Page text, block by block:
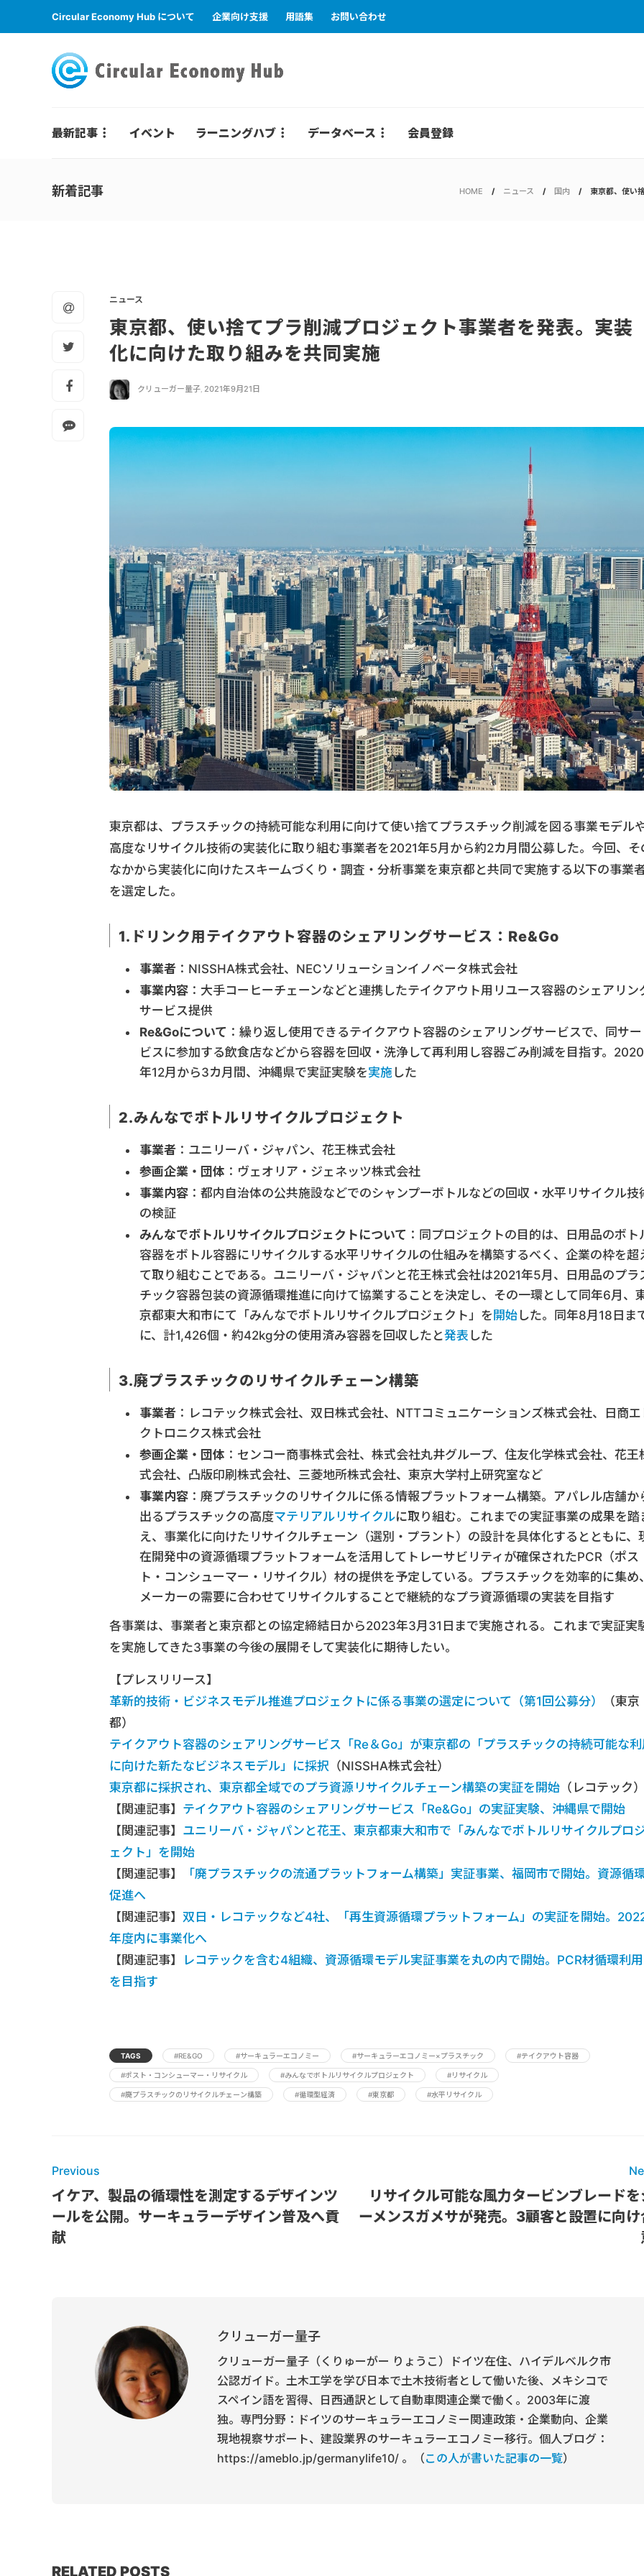
Circular Economy Hub について 企業向け支援 用語集 お問い合わせ
最新記事 イベント ラーニングハブ データベース 会員登録
新着記事 HOME ニュース 国内 東京都、使い
ニュース
東京都、使い捨てプラ削減プロジェクト事業者を発表。実装
化に向けた取り組みを共同実施
クリューガー量子, 2021年9月21日
東京都は、プラスチックの持続可能な利用に向けて使い捨てプラスチック削減を図る事業モデル
高度なリサイクル技術の実装化に取り組む事業者を2021年5月から約2カ月間公募した。今回、そ
なかから実装化に向けたスキームづくり・調査・分析事業を東京都と共同で実施する以下の事業
を選定した。
1.ドリンク用テイクアウト容器のシェアリングサービス：Re&Go
事業者 ：NISSHA株式会社、NECソリューションイノベータ株式会社
事業内容 ：大手コーヒーチェーンなどと連携したテイクアウト用リユース容器のシェアリン
サービス提供
Re&Goについて ：繰り返し使用できるテイクアウト容器のシェアリングサービスで、同サー
ビスに参加する飲食店などから容器を回収・洗浄して再利用し容器ごみ削減を目指す。2020
年12月から3カ月間、沖縄県で実証実験を実施 した
2.みんなでボトルリサイクルプロジェクト
事業者 ：ユニリーバ・ジャパン、花王株式会社
参画企業・団体 ：ヴェオリア・ジェネッツ株式会社
事業内容 ：都内自治体の公共施設などでのシャンプーボトルなどの回収・水平リサイクル技
の検証
みんなでボトルリサイクルプロジェクトについて ：同プロジェクトの目的は、日用品のボト
容器をボトル容器にリサイクルする水平リサイクルの仕組みを構築するべく、企業の枠を超
て取り組むことである。ユニリーバ・ジャパンと花王株式会社は2021年5月、日用品のプラ
チック容器包装の資源循環推進に向けて協業することを決定し、その一環として同年6月、
京都東大和市にて「みんなでボトルリサイクルプロジェクト」を 開始 した。同年8月18日ま
に、計1,426個・約42kg分の使用済み容器を回収したと発表 した
3.廃プラスチックのリサイクルチェーン構築
事業者 ：レコテック株式会社、双日株式会社、NTTコミュニケーションズ株式会社、日商エ
クトロニクス株式会社
参画企業・団体 ：センコー商事株式会社、株式会社丸井グループ、住友化学株式会社、花王
式会社、凸版印刷株式会社、三菱地所株式会社、東京大学村上研究室など
事業内容 ：廃プラスチックのリサイクルに係る情報プラットフォーム構築。アパレル店舗か
出るプラスチックの高度マテリアルリサイクルに取り組む。これまでの実証事業の成果を踏
え、事業化に向けたリサイクルチェーン（選別・プラント）の設計を具体化するとともに、
在開発中の資源循環プラットフォームを活用してトレーサビリティが確保されたPCR（ポス
ト・コンシューマー・リサイクル）材の提供を予定している。プラスチックを効率的に集め、
メーカーの需要に合わせてリサイクルすることで継続的なプラ資源循環の実装を目指す
各事業は、事業者と東京都との協定締結日から2023年3月31日まで実施される。これまで実証実
を実施してきた3事業の今後の展開そして実装化に期待したい。
【プレスリリース】
革新的技術・ビジネスモデル推進プロジェクトに係る事業の選定について（第1回公募分）
（東京
都）
テイクアウト容器のシェアリングサービス「Re＆Go」が東京都の「プラスチックの持続可能な利
に向けた新たなビジネスモデル」に採択 （NISSHA株式会社）
東京都に採択され、東京都全域でのプラ資源リサイクルチェーン構築の実証を開始 （レコテック）
【関連記事】 テイクアウト容器のシェアリングサービス「Re&Go」の実証実験、沖縄県で開始
【関連記事】 ユニリーバ・ジャパンと花王、東京都東大和市で「みんなでボトルリサイクルプロ
ェクト」を開始
【関連記事】
「廃プラスチックの流通プラットフォーム構築」実証事業、福岡市で開始。資源循
促進へ
【関連記事】 双日・レコテックなど4社、「再生資源循環プラットフォーム」の実証を開始。
年度内に事業化へ
【関連記事】
レコテックを含む4組織、資源循環モデル実証事業を丸の内で開始。PCR材循環利用
を目指す
TAGS #RE&GO #サーキュラーエコノミー #サーキュラーエコノミー×プラスチック #テイクアウト容器
#ポスト・コンシューマー・リサイクル #みんなでボトルリサイクルプロジェクト #リサイクル
#廃プラスチックのリサイクルチェーン構築 #循環型経済 #東京都 #水平リサイクル
Previous
イケア、製品の循環性を測定するデザインツ
ールを公開。サーキュラーデザイン普及へ貢
献
リサイクル可能な風力タービンブレードを
ーメンスガメサが発売。3顧客と設置に向け
クリューガー量子
クリューガー量子（くりゅーがー りょうこ）ドイツ在住、ハイデルベルク市
公認ガイド。土木工学を学び日本で土木技術者として働いた後、メキシコで
スペイン語を習得、日西通訳として自動車関連企業で働く。2003年に渡
独。専門分野：ドイツのサーキュラーエコノミー関連政策・企業動向、企業
現地視察サポート、建設業界のサーキュラーエコノミー移行。個人ブログ：
https://ameblo.jp/germanylife10/ 。（この人が書いた記事の一覧）
RELATED POSTS